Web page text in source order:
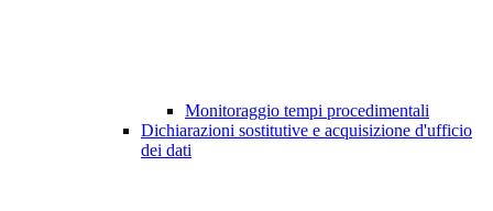
Monitoraggio tempi procedimentali
Dichiarazioni sostitutive e acquisizione d'ufficio
dei dati